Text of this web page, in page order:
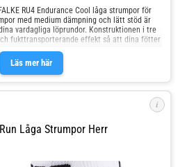
Läs mer här
RU4 Endurance Cool låga strumpor för
med medium dämpning och lätt stöd är
vardagliga löprundor. Konstruktionen i tre
fukttransporterande effekt så att dina fötter
i
Låga Strumpor Herr